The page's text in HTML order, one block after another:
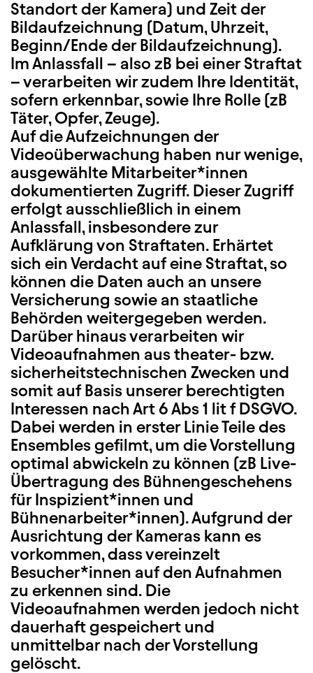
Standort der Kamera) und Zeit der
Bildaufzeichnung (Datum, Uhrzeit,
Beginn/Ende der Bildaufzeichnung).
Im Anlassfall – also zB bei einer Straftat
– verarbeiten wir zudem Ihre Identität,
sofern erkennbar, sowie Ihre Rolle (zB
Täter, Opfer, Zeuge).
Auf die Aufzeichnungen der
Videoüberwachung haben nur wenige,
ausgewählte Mitarbeiter*innen
dokumentierten Zugriff. Dieser Zugriff
erfolgt ausschließlich in einem
Anlassfall, insbesondere zur
Aufklärung von Straftaten. Erhärtet
sich ein Verdacht auf eine Straftat, so
können die Daten auch an unsere
Versicherung sowie an staatliche
Behörden weitergegeben werden.
Darüber hinaus verarbeiten wir
Videoaufnahmen aus theater- bzw.
sicherheitstechnischen Zwecken und
somit auf Basis unserer berechtigten
Interessen nach Art 6 Abs 1 lit f DSGVO.
Dabei werden in erster Linie Teile des
Ensembles gefilmt, um die Vorstellung
optimal abwickeln zu können (zB Live-
Übertragung des Bühnengeschehens
für Inspizient*innen und
Bühnenarbeiter*innen). Aufgrund der
Ausrichtung der Kameras kann es
vorkommen, dass vereinzelt
Besucher*innen auf den Aufnahmen
zu erkennen sind. Die
Videoaufnahmen werden jedoch nicht
dauerhaft gespeichert und
unmittelbar nach der Vorstellung
gelöscht.